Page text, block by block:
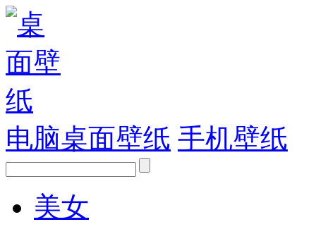
电脑桌面壁纸 手机壁纸
美女